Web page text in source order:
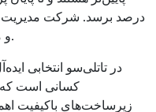
درصد برسد. شرکت مدیریت
و مدیریت آسان املاک را تضمین می‌کند.
کسانی است که
زیرساخت‌های باکیفیت